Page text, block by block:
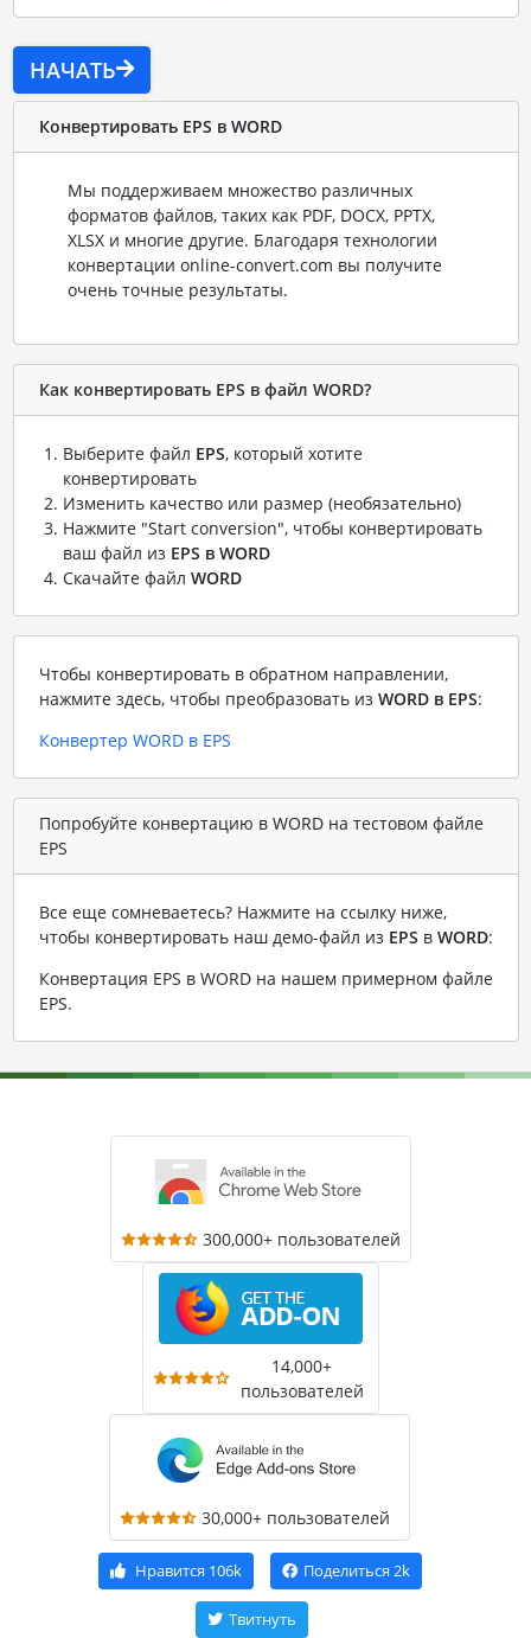
НАЧАТЬ
Конвертировать EPS в WORD
Мы поддерживаем множество различных
форматов файлов, таких как PDF, DOCX, PPTX,
XLSX и многие другие. Благодаря технологии
конвертации online-convert.com вы получите
очень точные результаты.
Как конвертировать EPS в файл WORD?
Выберите файл EPS, который хотите
конвертировать
Изменить качество или размер (необязательно)
Нажмите "Start conversion", чтобы конвертировать
ваш файл из EPS в WORD
Скачайте файл WORD
Чтобы конвертировать в обратном направлении,
нажмите здесь, чтобы преобразовать из WORD в EPS:
Конвертер WORD в EPS
Попробуйте конвертацию в WORD на тестовом файле
EPS
Все еще сомневаетесь? Нажмите на ссылку ниже,
чтобы конвертировать наш демо-файл из EPS в WORD:
Конвертация EPS в WORD на нашем примерном файле
EPS.
300,000+ пользователей
14,000+
пользователей
30,000+ пользователей
Нравится 106k Поделиться 2k
Твитнуть